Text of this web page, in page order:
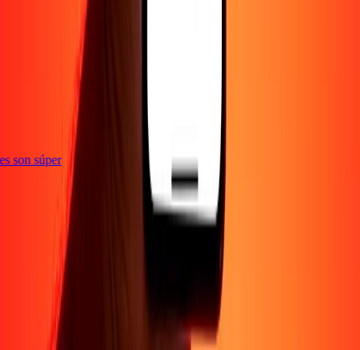
son súper
Blog Corporativo
Política de privacidad
Aviso de cookiesTérminos y